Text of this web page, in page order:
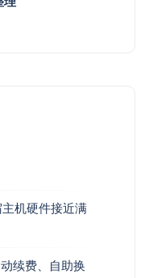
机硬件接近满
续费、自助换